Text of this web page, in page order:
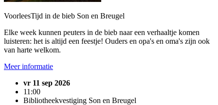
VoorleesTijd in de bieb Son en Breugel
Elke week kunnen peuters in de bieb naar een verhaaltje komen
luisteren: het is altijd een feestje! Ouders en opa's en oma's zijn ook
van harte welkom.
Meer informatie
vr 11 sep 2026
11:00
Bibliotheekvestiging Son en Breugel